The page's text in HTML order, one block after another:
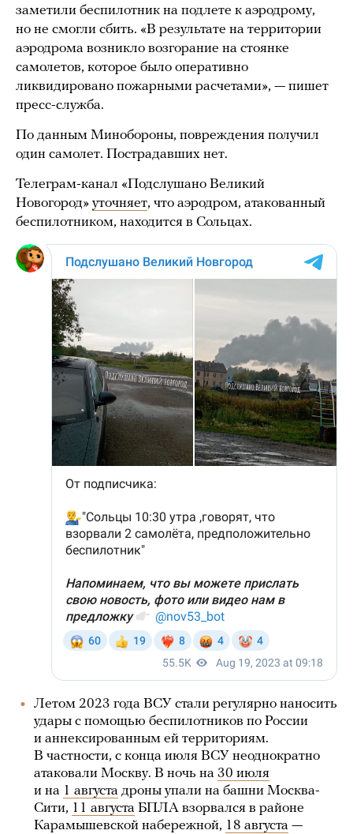
заметили беспилотник на подлете к аэродрому,
но не смогли сбить. «В результате на территории
аэродрома возникло возгорание на стоянке
самолетов, которое было оперативно
ликвидировано пожарными расчетами», — пишет
пресс-служба.
По данным Минобороны, повреждения получил
один самолет. Пострадавших нет.
Телеграм-канал «Подслушано Великий
Новогород» уточняет, что аэродром, атакованный
беспилотником, находится в Сольцах.
Летом 2023 года ВСУ стали регулярно наносить
удары с помощью беспилотников по России
и аннексированным ей территориям.
В частности, с конца июля ВСУ неоднократно
атаковали Москву. В ночь на 30 июля
и на 1 августа дроны упали на башни Москва-
Сити, 11 августа БПЛА взорвался в районе
Карамышевской набережной, 18 августа —